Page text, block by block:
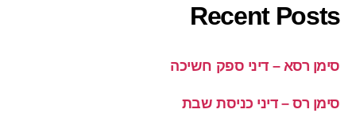
Recent Posts
סימן רסא – דיני ספק חשיכה
סימן רס – דיני כניסת שבת